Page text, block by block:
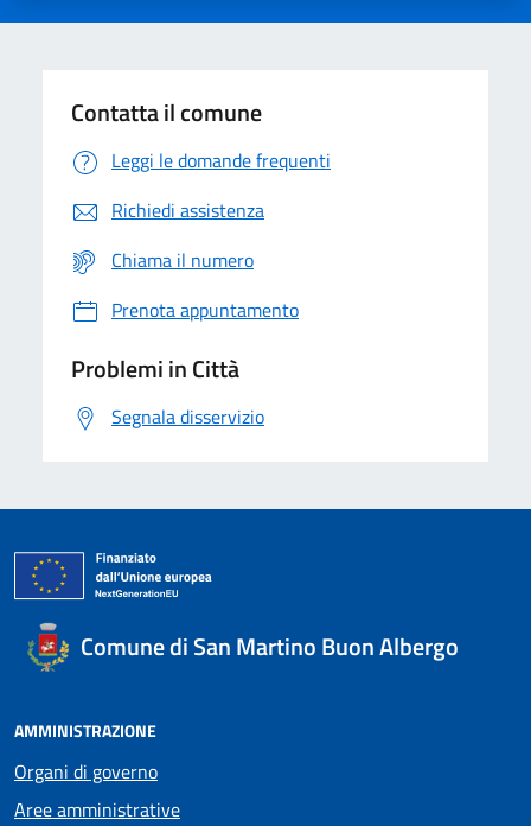
Contatta il comune
Leggi le domande frequenti
Richiedi assistenza
Chiama il numero
Prenota appuntamento
Problemi in Città
Segnala disservizio
Comune di San Martino Buon Albergo
AMMINISTRAZIONE
Organi di governo
Aree amministrative